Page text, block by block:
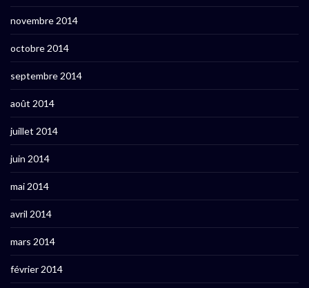
novembre 2014
octobre 2014
septembre 2014
août 2014
juillet 2014
juin 2014
mai 2014
avril 2014
mars 2014
février 2014